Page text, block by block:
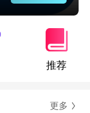
推荐
更多